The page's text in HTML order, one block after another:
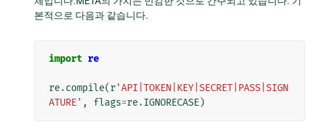
본적으로 다음과 같습니다.
import re
re.compile(r'API|TOKEN|KEY|SECRET|PASS|SIGN
ATURE' , flags=re.IGNORECASE)